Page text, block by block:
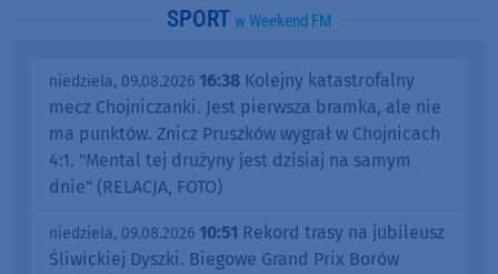
SPORT w Weekend FM
niedziela, 09.08.2026 16:38 Kolejny katastrofalny
mecz Chojniczanki. Jest pierwsza bramka, ale nie
ma punktów. Znicz Pruszków wygrał w Chojnicach
4:1. "Mental tej drużyny jest dzisiaj na samym
dnie" (RELACJA, FOTO)
niedziela, 09.08.2026 10:51 Rekord trasy na jubileusz
Śliwickiej Dyszki. Biegowe Grand Prix Borów